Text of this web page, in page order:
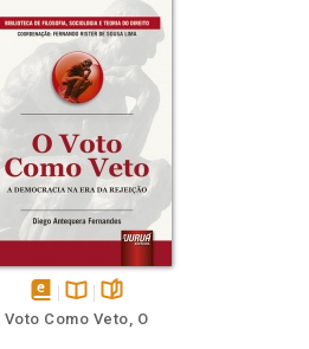
disponívelDisponível
páginas
Voto Como Veto, O